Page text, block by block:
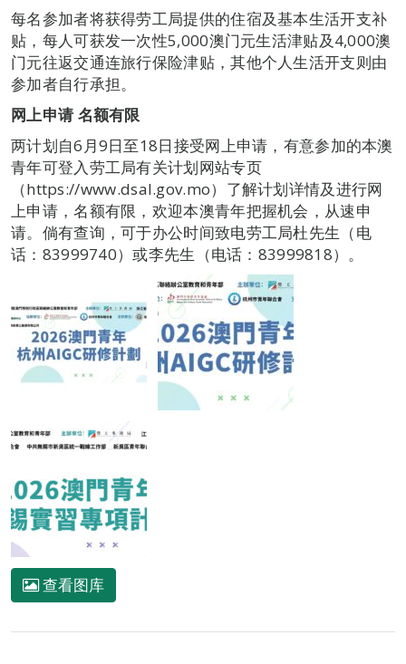
每名参加者将获得劳工局提供的住宿及基本生活开支补
贴，每人可获发一次性5,000澳门元生活津贴及4,000澳
门元往返交通连旅行保险津贴，其他个人生活开支则由
参加者自行承担。
网上申请 名额有限
两计划自6月9日至18日接受网上申请，有意参加的本澳
青年可登入劳工局有关计划网站专页
（https://www.dsal.gov.mo）了解计划详情及进行网
上申请，名额有限，欢迎本澳青年把握机会，从速申
请。倘有查询，可于办公时间致电劳工局杜先生（电
话：83999740）或李先生（电话：83999818）。
查看图库